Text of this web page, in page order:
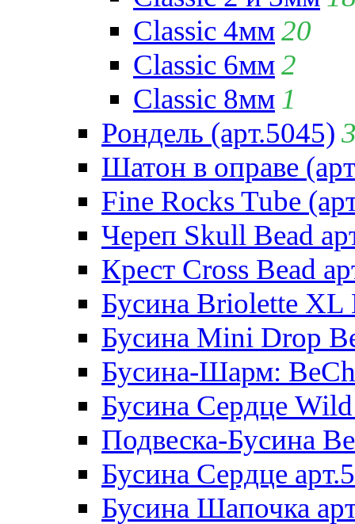
Classic 4мм20
Classic 6мм2
Classic 8мм 1
Рондель (арт.5045)
Шатон в оправе
Fine Rocks Tube
Череп Skull Bead
Крест Cross Bead
Бусина Briolette XL
Бусина Mini Drop
Бусина-Шарм:
Бусина Сердце
Подвеска-Бусина
Бусина Сердце
Бусина Шапочка